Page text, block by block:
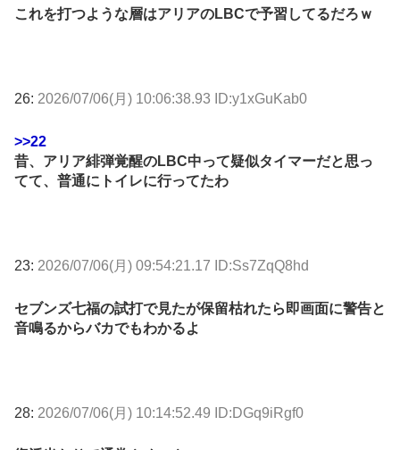
これを打つような層はアリアのLBCで予習してるだろｗ
26: 2026/07/06(月) 10:06:38.93 ID:y1xGuKab0
>>22
昔、アリア緋弾覚醒のLBC中って疑似タイマーだと思っ
てて、普通にトイレに行ってたわ
23: 2026/07/06(月) 09:54:21.17 ID:Ss7ZqQ8hd
セブンズ七福の試打で見たが保留枯れたら即画面に警告と
音鳴るからバカでもわかるよ
28: 2026/07/06(月) 10:14:52.49 ID:DGq9iRgf0